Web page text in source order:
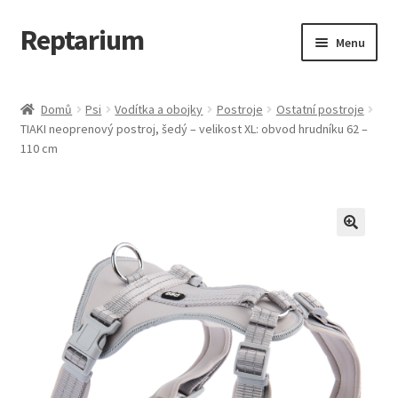
Přeskočit
na
Přejít
k
webu
Reptarium Menu
Košík
Pokladna
Vše pro kočky
Domů Psi Vodítka a obojky Postroje
Ostatní postroje
TIAKI neoprenový postroj, šedý – velikost XL: obvod hrudníku 62 –
110 cm